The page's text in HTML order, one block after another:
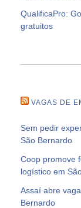
QualificaPro:
gratuitos
VAGAS DE
Sem pedir
São Bernardo
Coop promove
logístico em
Assaí abre
Bernardo